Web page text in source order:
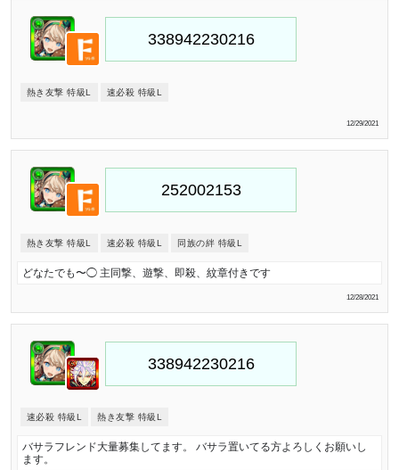
熱き友撃 特級L 速必殺 特級L
12/29/2021
熱き友撃 特級L 速必殺 特級L 同族の絆 特級L
どなたでも〜◯ 主同撃、遊撃、即殺、紋章付きです
12/28/2021
速必殺 特級L 熱き友撃 特級L
バサラフレンド大量募集してます。 バサラ置いてる方よろしくお願いし
ます。